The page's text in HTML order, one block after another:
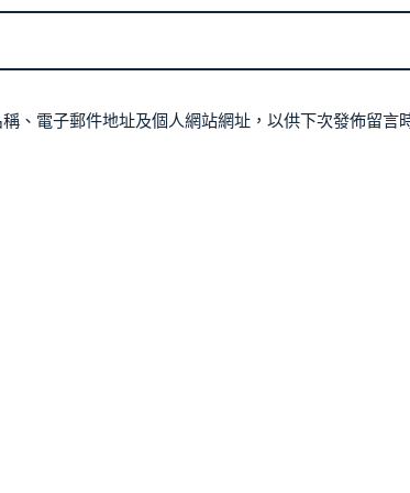
、電子郵件地址及個人網站網址，以供下次發佈留言